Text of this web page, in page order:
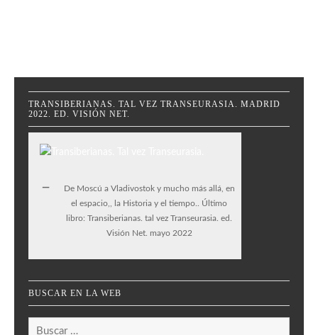
TRANSIBERIANAS. TAL VEZ TRANSEURASIA. MADRID
2022. ED. VISIÓN NET.
De Moscú a Vladivostok y mucho más allá, en
el espacio,, la Historia y el tiempo.. Último
libro: Transiberianas. tal vez Transeurasia. ed.
Visión Net. mayo 2022
BUSCAR EN LA WEB
Buscar: